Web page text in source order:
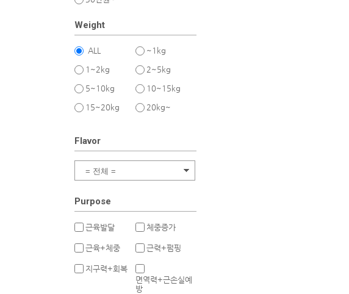
Weight
ALL ~1kg
1~2kg 2~5kg
5~10kg 10~15kg
15~20kg 20kg~
Flavor
Purpose
근육발달 체중증가
근육+체중 근력+펌핑
지구력+회복
면역력+근손실예
방